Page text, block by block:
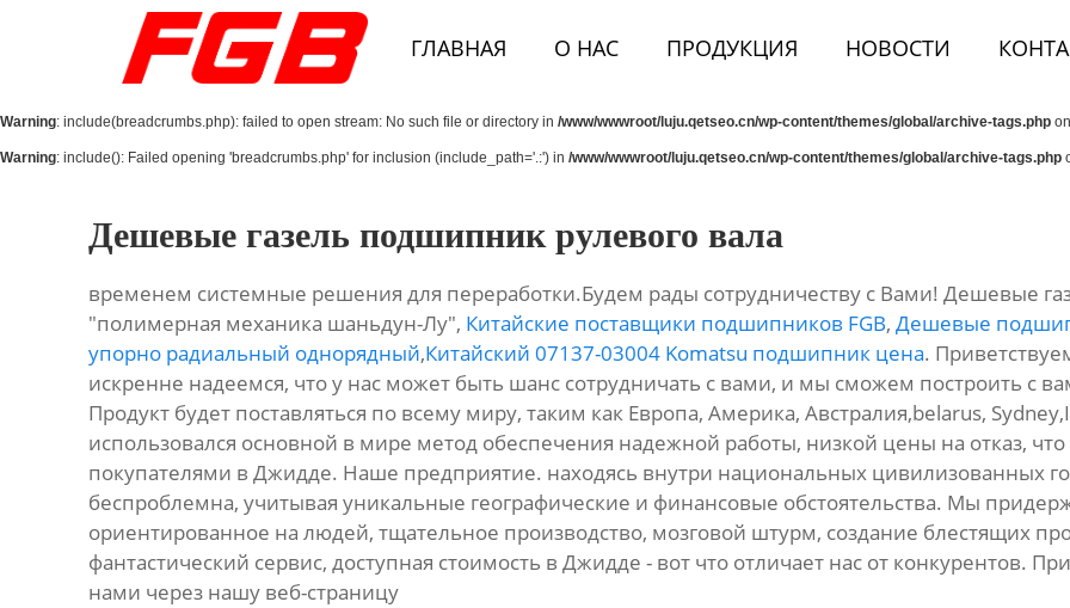
ГЛАВНАЯ О НАС ПРОДУКЦИЯ НОВОСТИ
Продукция
Warning: include(breadcrumbs.php): failed to open stream: No such file or directory in /www/wwwroot/luju.qetseo.cn/wp-content/themes/global/archive-tags.php
Warning: include(): Failed opening 'breadcrumbs.php' for inclusion (include_path='.:') in /www/wwwroot/luju.qetseo.cn/wp-content/themes/global/archive-tags.php
Дешевые газель подшипник рулевого вала
временем системные решения для переработки.Будем рады сотрудничеству с Вами! Дешевые
"полимерная механика шаньдун-Лу", Китайские поставщики подшипников FGB, Дешевые
упорно радиальный однорядный,Китайский 07137-03004 Komatsu подшипник цена.
искренне надеемся, что у нас может быть шанс сотрудничать с вами, и мы сможем построить с
Продукт будет поставляться по всему миру, таким как Европа, Америка, Австралия,belarus,
использовался основной в мире метод обеспечения надежной работы, низкой цены на отказ,
покупателями в Джидде. Наше предприятие. находясь внутри национальных цивилизованных
беспроблемна, учитывая уникальные географические и финансовые обстоятельства. Мы
ориентированное на людей, тщательное производство, мозговой штурм, создание блестящих
фантастический сервис, доступная стоимость в Джидде - вот что отличает нас от конкурентов.
нами через нашу веб-страницу